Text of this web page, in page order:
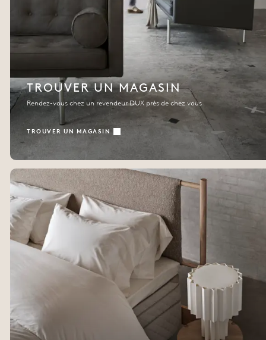
TROUVER UN MAGASIN
Rendez-vous chez un revendeur DUX près de chez vous
TROUVER UN MAGASIN